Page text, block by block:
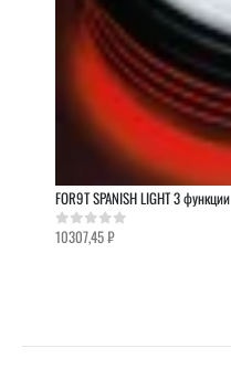
FOR9T SPANISH LIGHT 3 функции
0out of 5
10307,45₽